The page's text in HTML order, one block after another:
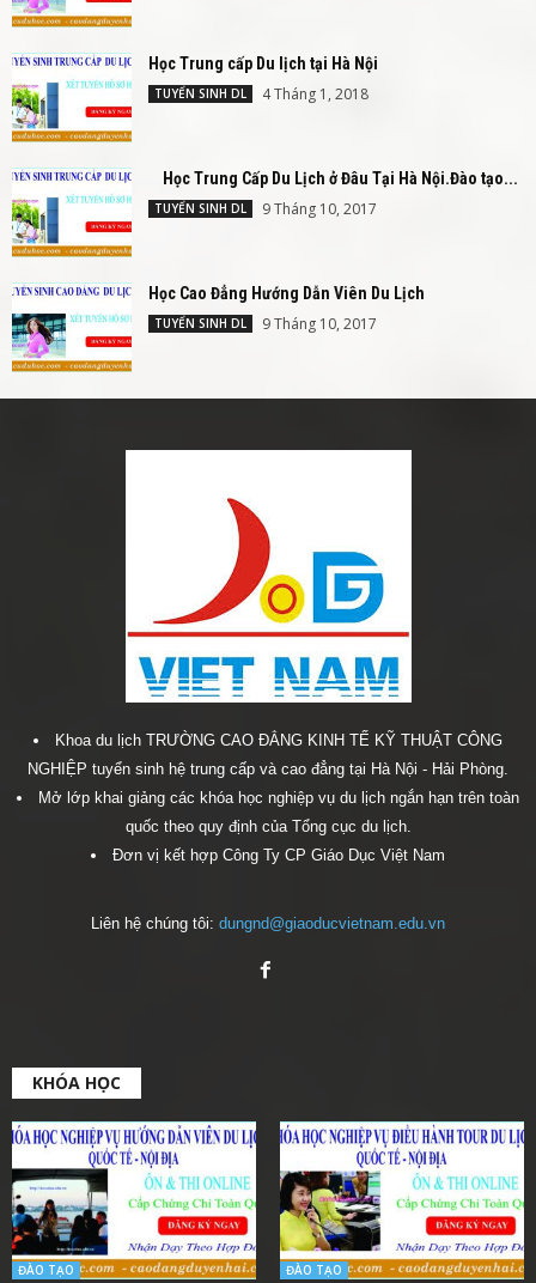
Học Trung cấp Du lịch tại Hà Nội
TUYỂN SINH DL 4 Tháng 1, 2018
Học Trung Cấp Du Lịch ở Đâu Tại Hà Nội.Đào tạo...
TUYỂN SINH DL 9 Tháng 10, 2017
Học Cao Đẳng Hướng Dẫn Viên Du Lịch
TUYỂN SINH DL 9 Tháng 10, 2017
Khoa du lịch TRƯỜNG CAO ĐẲNG KINH TẾ KỸ THUẬT CÔNG
NGHIỆP tuyển sinh hệ trung cấp và cao đẳng tại Hà Nội - Hải Phòng.
Mở lớp khai giảng các khóa học nghiệp vụ du lịch ngắn hạn trên toàn
quốc theo quy định của Tổng cục du lịch.
Đơn vị kết hợp Công Ty CP Giáo Dục Việt Nam
Liên hệ chúng tôi: dungnd@giaoducvietnam.edu.vn
KHÓA HỌC
ĐÀO TẠO ĐÀO TẠO